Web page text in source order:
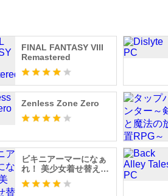
Nobunaga Shimazaki, Yu
Kenichi Suzumura, Ayaka
Eri Sendai, Sayaka
Rie Takahashi, Minami
Tanaka, Minami Tanaka, Rie
Mutsumi Tamura, Yukari Tamura,
Tsumugi, Satoshi Tsuruoka,
Tobita, Haruka Tomatsu, Toshiyuki
Misaki Nakamura, Yuichi
Noto, Ai Nonaka, Kenji Nomura
Hanamori, Saori Hayami,
Hino, Daisuke Hirakawa,
FINAL FANTASY VIII
Remastered
Zenless Zone Zero
ビキニアーマーになぁ
れ！ 美少女着せ替えゲ
ーム